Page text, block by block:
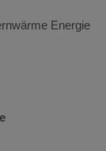
Energie